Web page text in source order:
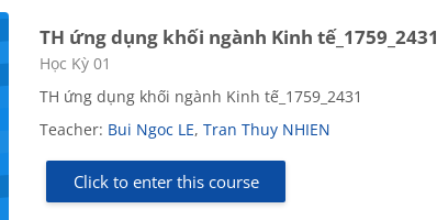
TH ứng dụng khối ngành Kinh tế_1759_2431
Course category
Học Kỳ 01
TH ứng dụng khối ngành Kinh tế_1759_2431
Teacher: Bui Ngoc LE,Tran Thuy NHIEN
Click to enter this course